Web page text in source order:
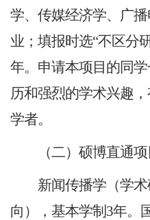
学、传媒经济学、广
业；填报时选“不区分
年。申请本项目的同
历和强烈的学术兴趣
学者。
（二）硕博直通
新闻传播学（学
向），基本学制3年。